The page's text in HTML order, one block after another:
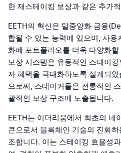
한 재스테이킹 보상과 같은 추가
EETH의 혁신은 탈중앙화 금융
합될 수 있는 능력에 있으며, 사
화폐 포트폴리오를 더욱 다양화
보상 시스템은 유동적인 스테이
자 혜택을 극대화하도록 설계되
으로써, 스테이커들은 전통적인
괄적인 보상 구조에 노출됩니다.
EETH는 이더리움에서 최초의 네
큰으로서 블록체인 기술의 진화
조합니다. 이는 스테이킹 효율성